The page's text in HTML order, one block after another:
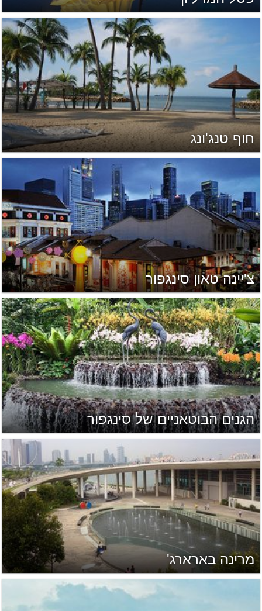
חוף טנג'ונג
צ'יינה טאון סינגפור
הגנים הבוטאניים של סינגפור
מרינה בארארג'